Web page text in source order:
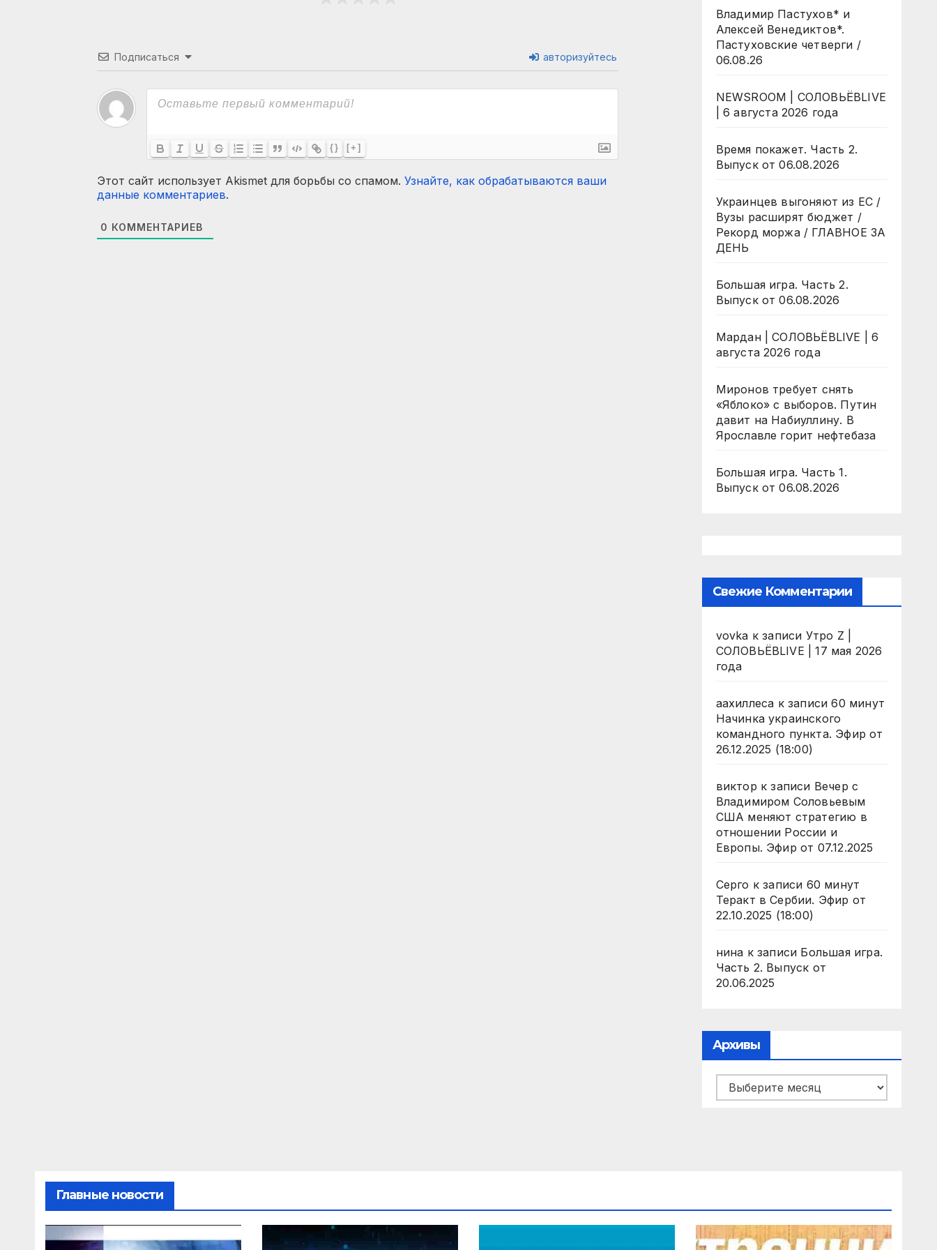
Подписаться авторизуйтесь
{} [+]
Этот сайт использует Akismet для борьбы со спамом. Узнайте, как обрабатываются ваши
данные комментариев.
0 КОММЕНТАРИЕВ
Владимир Пастухов* и
Алексей Венедиктов*.
Пастуховские четверги /
06.08.26
NEWSROOM | СОЛОВЬЁВLIVE
| 6 августа 2026 года
Время покажет. Часть 2.
Выпуск от 06.08.2026
Украинцев выгоняют из ЕС /
Вузы расширят бюджет /
Рекорд моржа / ГЛАВНОЕ ЗА
ДЕНЬ
Большая игра. Часть 2.
Выпуск от 06.08.2026
Мардан | СОЛОВЬЁВLIVE | 6
августа 2026 года
Миронов требует снять
«Яблоко» с выборов. Путин
давит на Набиуллину. В
Ярославле горит нефтебаза
Большая игра. Часть 1.
Выпуск от 06.08.2026
Свежие Комментарии
vovka к записи Утро Z |
СОЛОВЬЁВLIVE | 17 мая 2026
года
аахиллеса к записи60 минут
Начинка украинского
командного пункта. Эфир от
26.12.2025 (18:00)
виктор к записи Вечер с
Владимиром Соловьевым
США меняют стратегию в
отношении России и
Европы. Эфир от 07.12.2025
Серго к записи 60 минут
Теракт в Сербии. Эфир от
22.10.2025 (18:00)
нина к записи Большая игра.
Часть 2. Выпуск от
20.06.2025
Архивы
Архивы
Главные новости